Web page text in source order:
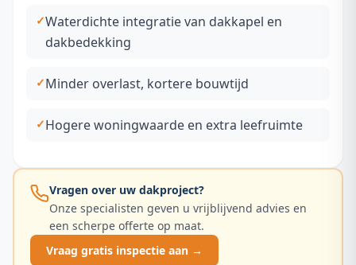
Waterdichte integratie van dakkapel en
dakbedekking
Minder overlast, kortere bouwtijd
Hogere woningwaarde en extra leefruimte
Vragen over uw dakproject?
Onze specialisten geven u vrijblijvend advies en
een scherpe offerte op maat.
Vraag gratis inspectie aan →